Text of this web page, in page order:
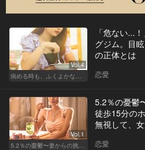
Vol.4
病める時も、ふくよかなる時も
「危ない...
グジム。目
の正体とは
恋愛
Vol.1
5.2％の憂鬱〜妻からの挑戦状〜
5.2％の憂鬱
徒歩15分の
無視して、
恋愛